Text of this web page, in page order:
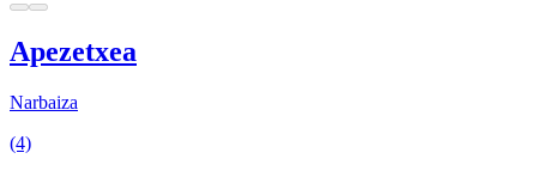
Apezetxea
Narbaiza
(4)